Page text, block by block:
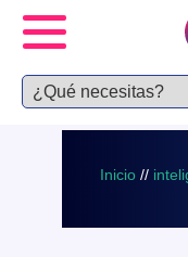
Inicio //